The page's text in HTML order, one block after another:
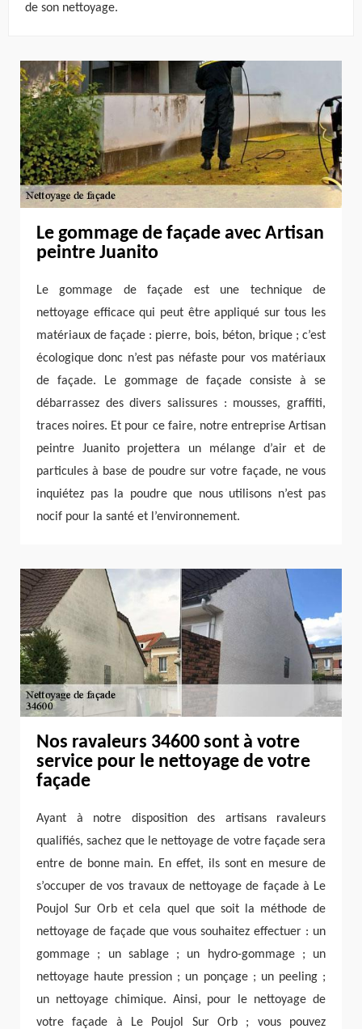
de son nettoyage.
Le gommage de façade avec Artisan
peintre Juanito
Le gommage de façade est une technique de
nettoyage efficace qui peut être appliqué sur tous les
matériaux de façade : pierre, bois, béton, brique ; c’est
écologique donc n’est pas néfaste pour vos matériaux
de façade. Le gommage de façade consiste à se
débarrassez des divers salissures : mousses, graffiti,
traces noires. Et pour ce faire, notre entreprise Artisan
peintre Juanito projettera un mélange d’air et de
particules à base de poudre sur votre façade, ne vous
inquiétez pas la poudre que nous utilisons n’est pas
nocif pour la santé et l’environnement.
Nos ravaleurs 34600 sont à votre
service pour le nettoyage de votre
façade
Ayant à notre disposition des artisans ravaleurs
qualifiés, sachez que le nettoyage de votre façade sera
entre de bonne main. En effet, ils sont en mesure de
s’occuper de vos travaux de nettoyage de façade à Le
Poujol Sur Orb et cela quel que soit la méthode de
nettoyage de façade que vous souhaitez effectuer : un
gommage ; un sablage ; un hydro-gommage ; un
nettoyage haute pression ; un ponçage ; un peeling ;
un nettoyage chimique. Ainsi, pour le nettoyage de
votre façade à Le Poujol Sur Orb ; vous pouvez